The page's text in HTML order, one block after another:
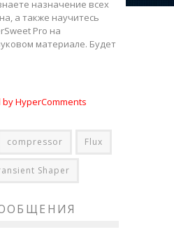
назначение всех
а также научитесь
Pro на
материале. Будет
HyperComments
compressor Flux
Shaper